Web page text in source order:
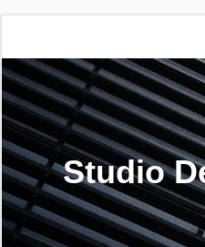
Studio